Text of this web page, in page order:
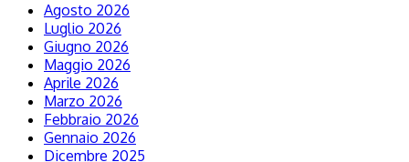
Agosto 2026
Luglio 2026
Giugno 2026
Maggio 2026
Aprile 2026
Marzo 2026
Febbraio 2026
Gennaio 2026
Dicembre 2025